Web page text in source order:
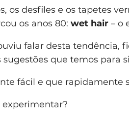
os desfiles e os tapetes
os anos 80: wet hair – o
falar desta tendência,
que temos para
fácil e que rapidamente